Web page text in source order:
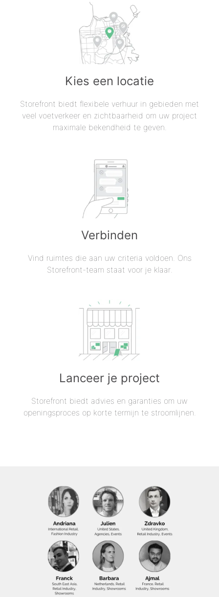
Kies een locatie
Storefront biedt flexibele verhuur in gebieden met
veel voetverkeer en zichtbaarheid om uw project
maximale bekendheid te geven.
Verbinden
Vind ruimtes die aan uw criteria voldoen. Ons
Storefront-team staat voor je klaar.
Lanceer je project
Storefront biedt advies en garanties om uw
openingsproces op korte termijn te stroomlijnen.